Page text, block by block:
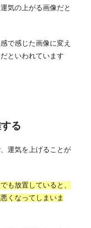
気の上がる画像だと
で感じた画像に変え
といわれています
る
運気を上げることが
も放置していると、
くなってしまいま